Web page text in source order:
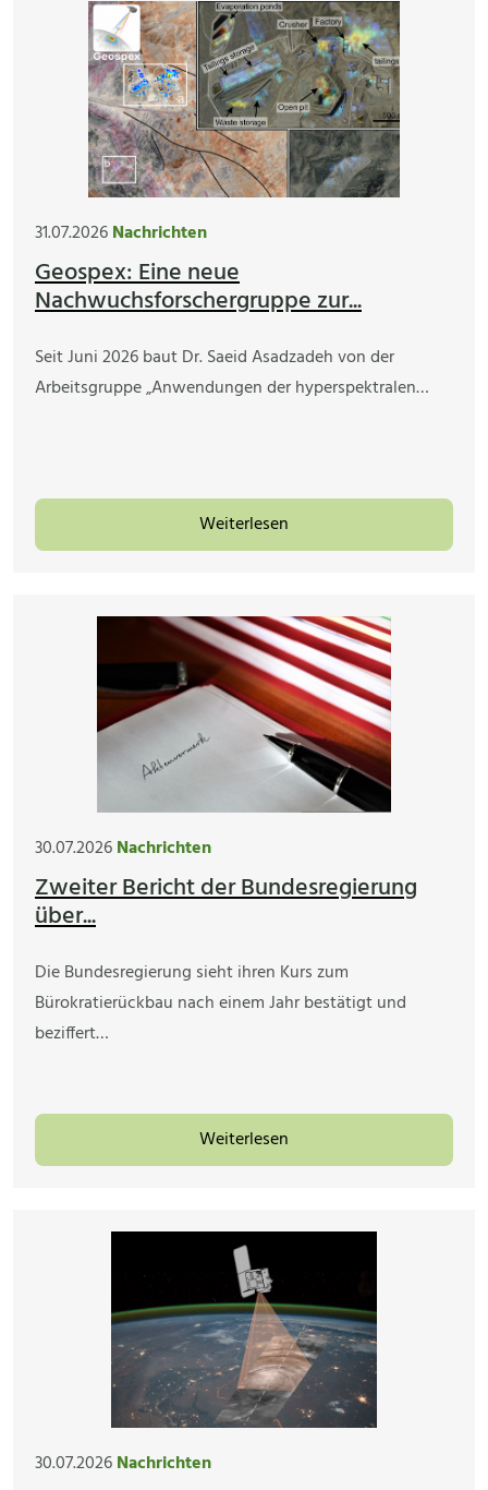
31.07.2026Nachrichten
Geospex: Eine neue
Nachwuchsforschergruppe zur...
Seit Juni 2026 baut Dr. Saeid Asadzadeh von der
Arbeitsgruppe „Anwendungen der hyperspektralen…
Weiterlesen
30.07.2026Nachrichten
Zweiter Bericht der Bundesregierung
über...
Die Bundesregierung sieht ihren Kurs zum
Bürokratierückbau nach einem Jahr bestätigt und
beziffert…
Weiterlesen
30.07.2026Nachrichten